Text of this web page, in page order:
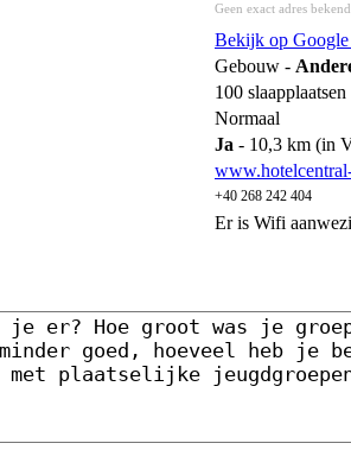
Geen exact adres bekend
Bekijk op
Gebouw -
100 slaapplaatsen
Normaal
Ja - 10,3 km (in
+40 268 242 404
Er is Wifi